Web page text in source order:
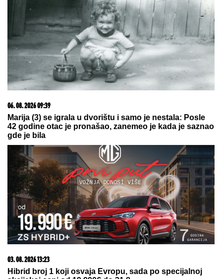
Sijena Miler rodila dvoje dece 15 godina mlađem, pa
otkrila ono o ČEMU JE ĆUTALA MESECIMA:
Jednom fotografijom stavila tačku na nagađanja
Paparaco: Tea Tairović sa suprugom
na LUKS JAHTI nakon saobraćajne
nezgode, svi spazili ZAVOJ OKO
NJEGOVE NOGE (VIDEO)
PREDSEDNICA OPŠTINE KOVIN:
vetar otežava gašenje
ŽENA MARKA JANKETIĆA U KUPAĆEM!Glumac
plaži: On bez majice, pokazao koliko je posvećen
otac